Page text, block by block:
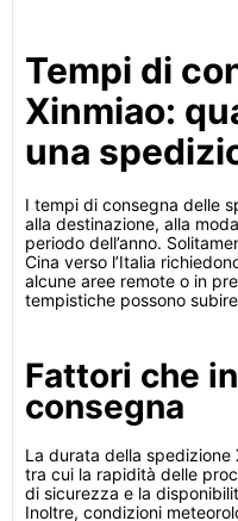
Tempi di
Xinmiao:
una
I tempi di consegna delle
alla destinazione, alla
periodo dell’anno.
Cina verso l’Italia
alcune aree remote o in
tempistiche possono
Fattori che
consegna
La durata della
tra cui la rapidità delle
di sicurezza e la
Inoltre, condizioni